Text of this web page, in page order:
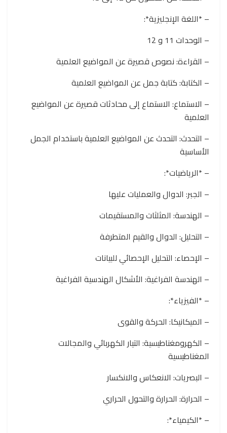
– *اللغة الإنجليزية*:
– الوحدات 11 و 12
– القراءة: نصوص قصيرة عن المواضيع العلمية
– الكتابة: كتابة جمل عن المواضيع العلمية
– الاستماع: الاستماع إلى محادثات قصيرة عن المواضيع
العلمية
– التحدث: التحدث عن المواضيع العلمية باستخدام الجمل
الأساسية
– *الرياضيات*:
– الجبر: الدوال والعمليات عليها
– الهندسة: المثلثات والمستقيمات
– التحليل: الدوال والقيم المتطرفة
– الإحصاء: التحليل الإحصائي للبيانات
– الهندسة الفراغية: الأشكال الهندسية الفراغية
– *الفيزياء*:
– الميكانيكا: الحركة والقوى
– الكهرومغناطيسية: التيار الكهربائي والمجالات
المغناطيسية
– البصريات: الانعكاس والانكسار
– الحرارة: الحرارة والتحول الحراري
– *الكيمياء*: